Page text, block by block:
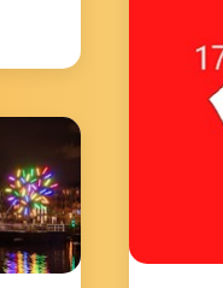
(F):
il
luglio